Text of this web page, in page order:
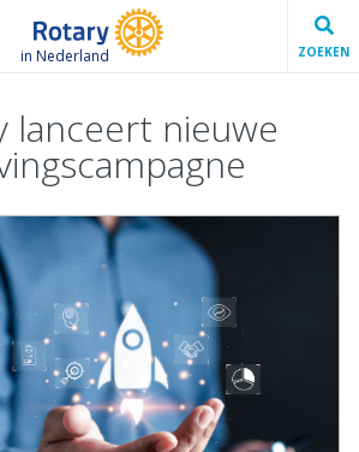
in Nederland ZOEKEN
lanceert nieuwe